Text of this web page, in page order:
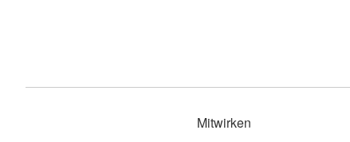
Mitwirken